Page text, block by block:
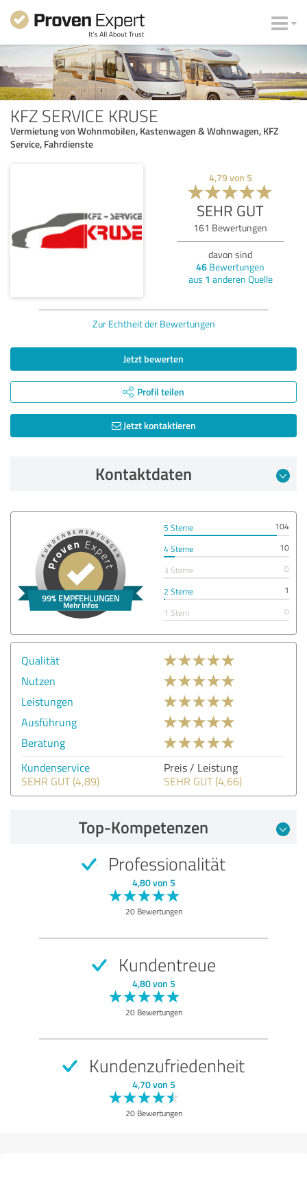
KFZ SERVICE KRUSE
Vermietung von Wohnmobilen, Kastenwagen & Wohnwagen, KFZ
Service, Fahrdienste
4,79von 5
SEHR GUT
161 Bewertungen
davon sind
46 Bewertungen
aus 1 anderen Quelle
Zur Echtheit der Bewertungen
Jetzt bewerten
Profil teilen
Jetzt kontaktieren
Kontaktdaten
5 Sterne
104
4 Sterne
10
3 Sterne
0
2 Sterne
1
1 Stern
0
Qualität
Nutzen
Leistungen
Ausführung
Beratung
Kundenservice
SEHR GUT (4,89)
Preis / Leistung
SEHR GUT (4,66)
Top-Kompetenzen
Professionalität
4,80 von 5
20 Bewertungen
Kundentreue
4,80 von 5
20 Bewertungen
Kundenzufriedenheit
4,70 von 5
20 Bewertungen